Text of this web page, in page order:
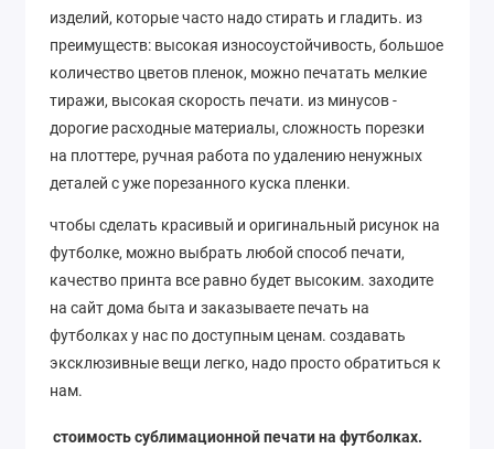
изделий, которые часто надо стирать и гладить. из
преимуществ: высокая износоустойчивость, большое
количество цветов пленок, можно печатать мелкие
тиражи, высокая скорость печати. из минусов -
дорогие расходные материалы, сложность порезки
на плоттере, ручная работа по удалению ненужных
деталей с уже порезанного куска пленки.
чтобы сделать красивый и оригинальный рисунок на
футболке, можно выбрать любой способ печати,
качество принта все равно будет высоким. заходите
на сайт дома быта и заказываете печать на
футболках у нас по доступным ценам. создавать
эксклюзивные вещи легко, надо просто обратиться к
нам.
стоимость сублимационной печати на футболках.